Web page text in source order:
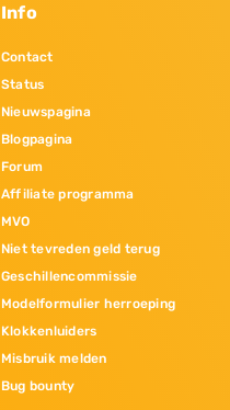
Info
Contact
Status
Nieuwspagina
Blogpagina
Forum
Affiliate programma
MVO
Niet tevreden geld terug
Geschillencommissie
Modelformulier herroeping
Klokkenluiders
Misbruik melden
Bug bounty